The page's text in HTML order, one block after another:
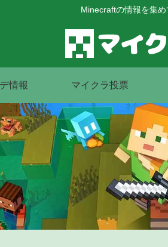
Minecraftの情報を集め
情報 マイクラ投票